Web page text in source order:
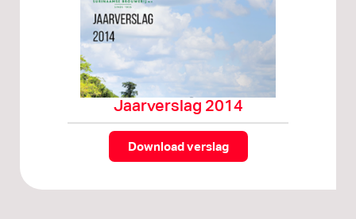
Jaarverslag 2014
Download verslag